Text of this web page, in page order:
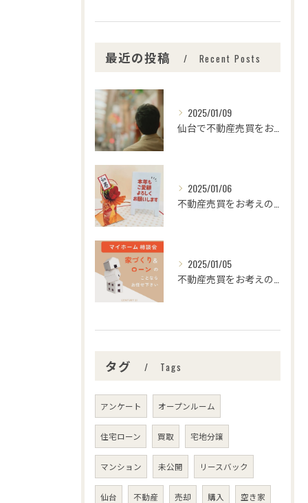
最近の投稿 Recent Posts
2025/01/09
2025/01/06
2025/01/05
タグ Tags
アンケート オープンルーム
住宅ローン 買取 宅地分譲
マンション 未公開 リースバック
仙台 不動産 売却 購入 空き家